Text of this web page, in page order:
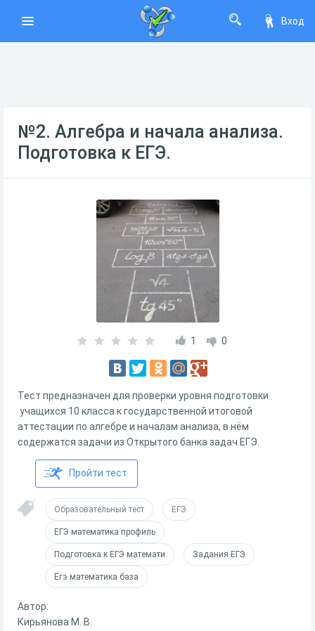
Вход
№2. Алгебра и начала анализа.
Подготовка к ЕГЭ.
1 0
Тест предназначен для проверки уровня подготовки
учащихся 10 класса к государственной итоговой
аттестации по алгебре и началам анализа, в нём
содержатся задачи из Открытого банка задач ЕГЭ.
Пройти тест
Образовательный тест ЕГЭ
ЕГЭ математика профиль
Подготовка к ЕГЭ математи Задания ЕГЭ
Егэ математика база
Автор:
Кирьянова М. В.